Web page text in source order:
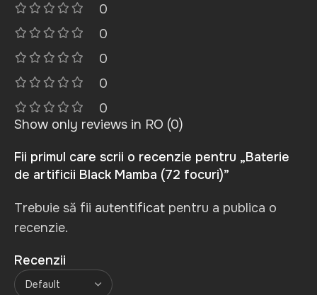
0
0
0
0
0
Recenzii
Show only reviews in RO (0)
Fii primul care scrii o recenzie pentru „Baterie
de artificii Black Mamba (72 focuri)”
Trebuie să fii autentificat pentru a publica o
recenzie.